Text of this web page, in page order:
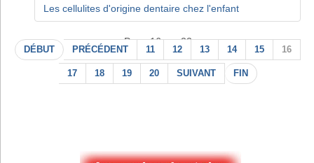
Les cellulites d'origine dentaire chez l'enfant
Page 16 sur 22
DÉBUT PRÉCÉDENT 11 12 13 14 15 16
17 18 19 20 SUIVANT FIN